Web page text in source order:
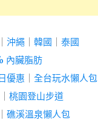
沖繩 韓國
泰國
內臟脂肪
優惠
全台玩水懶人包
桃園登山步道
礁溪溫泉懶人包